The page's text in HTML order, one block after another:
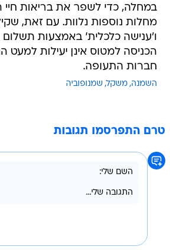
במחלה, כדי לשפר את בריאות חיי
מחלות נוספות נלוות. עם זאת,
ו'ענישה כלכלית' באמצעות
הכניסה למטוס אינן יעילות למעט
חברות התעופה.
השמנה משקל שמנופוביה
טרם התפרסמו תגובות